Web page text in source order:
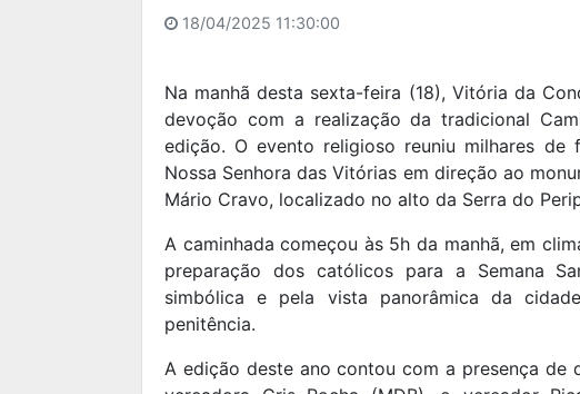
18/04/2025 11:30:00
Na manhã desta sexta-feira (18), Vitória da
devoção com a realização da tradicional
edição. O evento religioso reuniu milhares de
Nossa Senhora das Vitórias em direção ao
Mário Cravo, localizado no alto da Serra do
A caminhada começou às 5h da manhã, em
preparação dos católicos para a Semana
simbólica e pela vista panorâmica da
penitência.
A edição deste ano contou com a presença de